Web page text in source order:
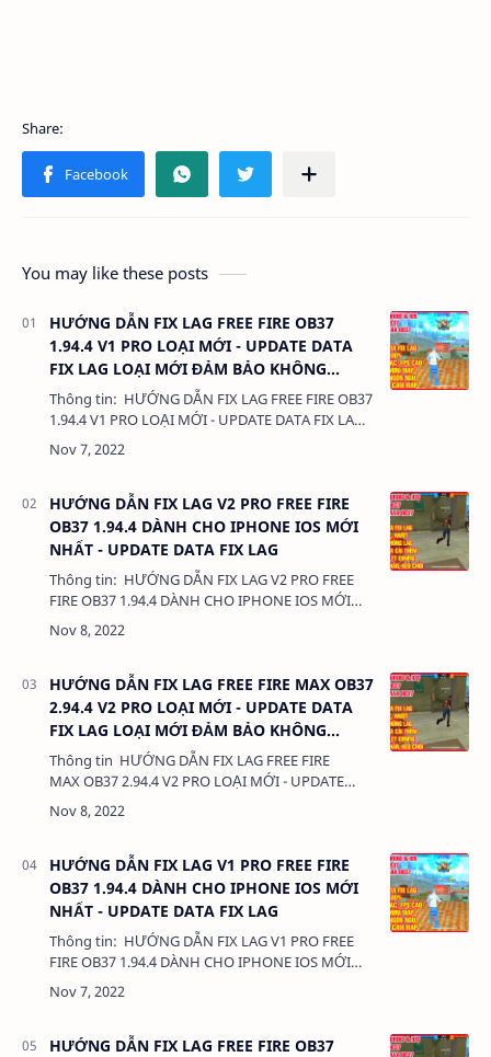
You may like these posts
HƯỚNG DẪN FIX LAG FREE FIRE OB37
1.94.4 V1 PRO LOẠI MỚI - UPDATE DATA
FIX LAG LOẠI MỚI ĐẢM BẢO KHÔNG
KHÓA NICK 100%
Thông tin: HƯỚNG DẪN FIX LAG FREE FIRE OB37
1.94.4 V1 PRO LOẠI MỚI - UPDATE DATA FIX LAG
LOẠI MỚI ĐẢM BẢO KHÔNG KHÓA NICK 100%
Chức năng:- CẬP NHẬT PHIÊN BẢ…
HƯỚNG DẪN FIX LAG V2 PRO FREE FIRE
OB37 1.94.4 DÀNH CHO IPHONE IOS MỚI
NHẤT - UPDATE DATA FIX LAG
Thông tin: HƯỚNG DẪN FIX LAG V2 PRO FREE
FIRE OB37 1.94.4 DÀNH CHO IPHONE IOS MỚI
NHẤT - UPDATE DATA FIX LAG Dung
HƯỚNG DẪN FIX LAG FREE FIRE MAX OB37
2.94.4 V2 PRO LOẠI MỚI - UPDATE DATA
FIX LAG LOẠI MỚI ĐẢM BẢO KHÔNG
KHÓA NICK 100%
Thông tin HƯỚNG DẪN FIX LAG FREE FIRE
MAX OB37 2.94.4 V2 PRO LOẠI MỚI - UPDATE
DATA FIX LAG LOẠI MỚI ĐẢM BẢO KHÔNG KHÓA
NICK 100% Dung lượng:&…
HƯỚNG DẪN FIX LAG V1 PRO FREE FIRE
OB37 1.94.4 DÀNH CHO IPHONE IOS MỚI
NHẤT - UPDATE DATA FIX LAG
Thông tin: HƯỚNG DẪN FIX LAG V1 PRO FREE
FIRE OB37 1.94.4 DÀNH CHO IPHONE IOS MỚI
NHẤT - UPDATE DATA FIX LAG Dung
HƯỚNG DẪN FIX LAG FREE FIRE OB37